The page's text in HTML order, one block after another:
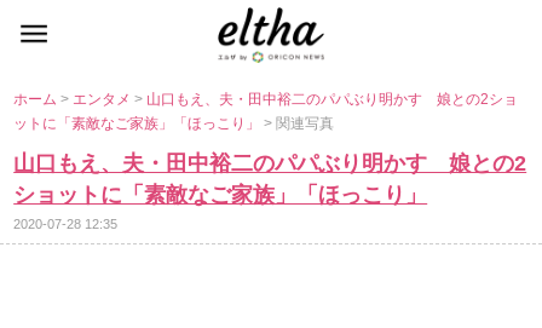
ホーム> エンタメ> 山口もえ、夫・田中裕二のパパぶり明かす 娘との2ショ
ットに「素敵なご家族」「ほっこり」> 関連写真
山口もえ、夫・田中裕二のパパぶり明かす 娘との2
ショットに「素敵なご家族」「ほっこり」
2020-07-28 12:35